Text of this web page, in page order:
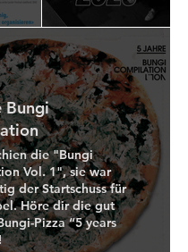
Bungi
die "Bungi
Vol. 1", sie war
der Startschuss für
Höre dir die gut
Pizza “5 years